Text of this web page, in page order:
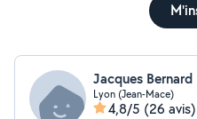
Jacques Bernard
Lyon (Jean-Mace)
4,8/5 (26 avis)